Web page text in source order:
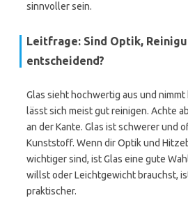
sinnvoller sein.
Leitfrage: Sind Optik,
entscheidend?
Glas sieht hochwertig aus und nimmt
lässt sich meist gut reinigen. Achte
an der Kante. Glas ist schwerer und
Kunststoff. Wenn dir Optik und
wichtiger sind, ist Glas eine gute
willst oder Leichtgewicht brauchst,
praktischer.